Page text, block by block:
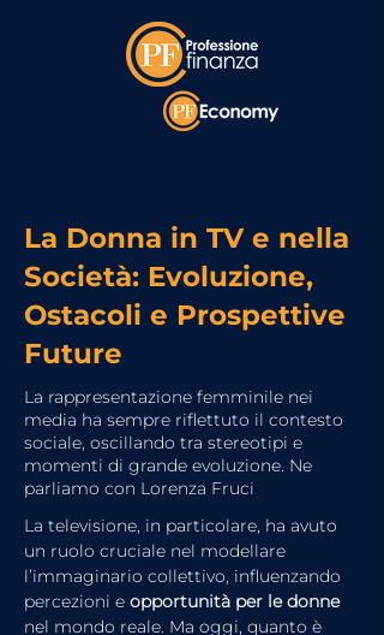
La Donna in TV e nella
Società: Evoluzione,
Ostacoli e Prospettive
Future
La rappresentazione femminile nei
media ha sempre riflettuto il contesto
sociale, oscillando tra stereotipi e
momenti di grande evoluzione. Ne
parliamo con Lorenza Fruci
La televisione, in particolare, ha avuto
un ruolo cruciale nel modellare
l’immaginario collettivo, influenzando
percezioni e opportunità per le donne
nel mondo reale. Ma oggi, quanto è